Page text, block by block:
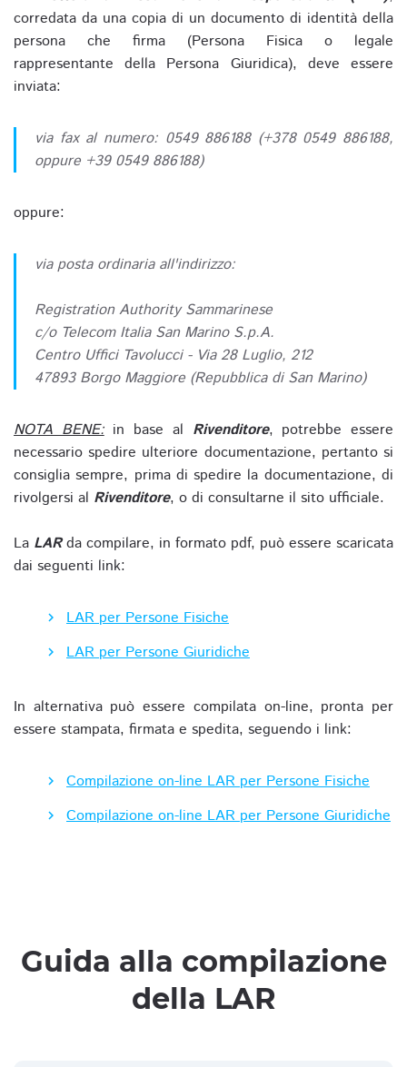
corredata da una copia di un documento di identità della
persona che firma (Persona Fisica o legale
rappresentante della Persona Giuridica), deve essere
inviata:
via fax al numero: 0549 886188 (+378 0549 886188,
oppure +39 0549 886188)
oppure:
via posta ordinaria all'indirizzo:
Registration Authority Sammarinese
c/o Telecom Italia San Marino S.p.A.
Centro Uffici Tavolucci - Via 28 Luglio, 212
47893 Borgo Maggiore (Repubblica di San Marino)
NOTA BENE:in base al Rivenditore, potrebbe essere
necessario spedire ulteriore documentazione, pertanto si
consiglia sempre, prima di spedire la documentazione, di
rivolgersi al Rivenditore, o di consultarne il sito ufficiale.
La LARda compilare, in formato pdf, può essere scaricata
dai seguenti link:
LAR per Persone Fisiche
LAR per Persone Giuridiche
In alternativa può essere compilata on-line, pronta per
essere stampata, firmata e spedita, seguendo i link:
Compilazione on-line LAR per Persone Fisiche
Compilazione on-line LAR per Persone Giuridiche
Guida alla compilazione
della LAR